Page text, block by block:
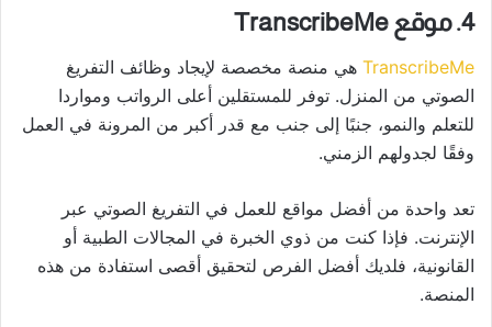
4. موقع TranscribeMe
TranscribeMe هي منصة مخصصة لإيجاد وظائف التفريغ
الصوتي من المنزل. توفر للمستقلين أعلى الرواتب ومواردا
للتعلم والنمو، جنبًا إلى جنب مع قدر أكبر من المرونة في العمل
وفقًا لجدولهم الزمني.
تعد واحدة من أفضل مواقع للعمل في التفريغ الصوتي عبر
الإنترنت. فإذا كنت من ذوي الخبرة في المجالات الطبية أو
القانونية، فلديك أفضل الفرص لتحقيق أقصى استفادة من هذه
المنصة.